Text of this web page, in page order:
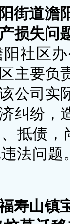
街道澹
损失问
社区
主要负
公司实
纠纷，
抵债
法问题
寿山镇